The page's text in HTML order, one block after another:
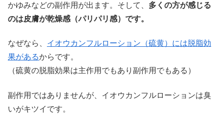
かゆみなどの副作用が出ます。そして、 多くの方が感じる
のは皮膚が乾燥感（パリパリ感）です。
なぜなら、 イオウカンフルローション（硫黄） には脱脂効
果があるからです。
（硫黄の脱脂効果は主作用でもあり副作用でもある）
副作用ではありませんが、イオウカンフルローションは臭
いがキツイです。